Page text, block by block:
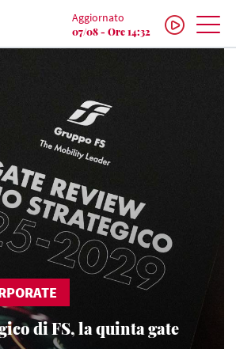
Aggiornato
07/08 - Ore 14:32
di FS, la quinta gate